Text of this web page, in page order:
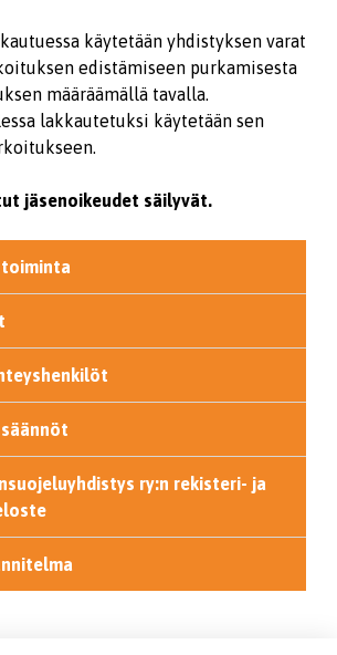
käytetään yhdistyksen varat
edistämiseen purkamisesta
määräämällä tavalla.
lakkautetuksi käytetään sen
jäsenoikeudet säilyvät.
toiminta
ry:n rekisteri- ja